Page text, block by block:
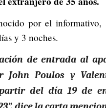
por el informativo,
y 3 noches.
de entrada al
John Poulos y
del día 19 de